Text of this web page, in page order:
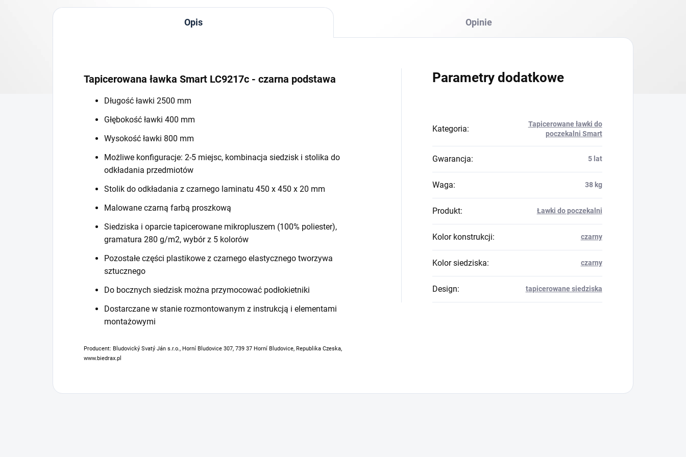
Opis Opinie
Tapicerowana ławka Smart LC9217c - czarna podstawa
Długość ławki 2500 mm
Głębokość ławki 400 mm
Wysokość ławki 800 mm
Możliwe konfiguracje: 2-5 miejsc, kombinacja siedzisk i stolika do
odkładania przedmiotów
Stolik do odkładania z czarnego laminatu 450 x 450 x 20 mm
Malowane czarną farbą proszkową
Siedziska i oparcie tapicerowane mikropluszem (100% poliester),
gramatura 280 g/m2, wybór z 5 kolorów
Pozostałe części plastikowe z czarnego elastycznego tworzywa
sztucznego
Do bocznych siedzisk można przymocować podłokietniki
Dostarczane w stanie rozmontowanym z instrukcją i elementami
montażowymi
Producent: Bludovický Svatý Ján s.r.o., Horní Bludovice 307, 739 37 Horní Bludovice, Republika Czeska,
www.biedrax.pl
Parametry dodatkowe
Kategoria:
Tapicerowane ławki do
poczekalni Smart
Gwarancja: 5 lat
Waga: 38 kg
Produkt: Ławki do poczekalni
Kolor konstrukcji: czarny
Kolor siedziska: czarny
Design: tapicerowane siedziska